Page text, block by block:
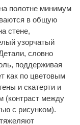
полотне минимум
в общую
стене,
узорчатый
словно
поддерживая
как по цветовым
и скатерти и
(контраст между
с рисунком).